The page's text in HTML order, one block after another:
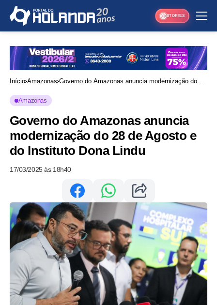
STORIES
Início Amazonas Governo do Amazonas anuncia modernização do 28
Amazonas
Governo do Amazonas anuncia
modernização do 28 de Agosto e
do Instituto Dona Lindu
17/03/2025 às 18h40